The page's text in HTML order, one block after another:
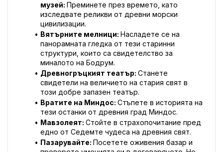
музей: Преминете през времето, като
изследвате реликви от древни морски
цивилизации.
Вятърните мелници: Насладете се на
панорамната гледка от тези старинни
структури, които са свидетелство за
миналото на Бодрум.
Древногръцкият театър: Станете
свидетели на величието на стария свят в
този добре запазен театър.
Вратите на Миндос: Стъпете в историята на
тези останки от древния град Миндос.
Мавзолеят: Стойте в страхопочитание пред
едно от Седемте чудеса на древния свят.
Пазарувайте: Посетете оживения базар и